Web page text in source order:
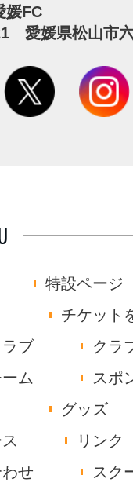
媛FC
愛媛県松山市
特設ページ
チケット
ブ
クラ
ム
スポ
グッズ
リンク
せ
スク